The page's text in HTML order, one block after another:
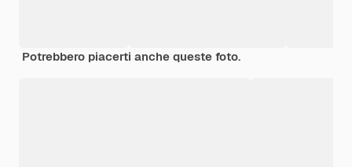
Potrebbero piacerti anche queste foto.